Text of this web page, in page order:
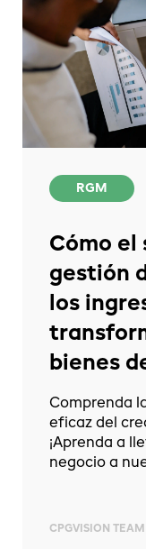
RGM
Cómo el
gestión
los
bienes
Comprenda
eficaz del
¡Aprenda a
negocio a
CPGVISION TEAM